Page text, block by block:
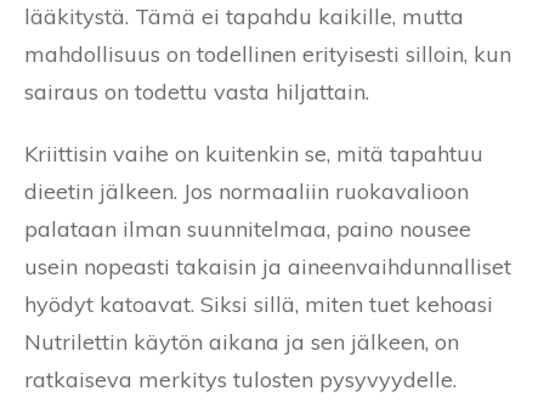
lääkitystä. Tämä ei tapahdu kaikille, mutta
mahdollisuus on todellinen erityisesti silloin, kun
sairaus on todettu vasta hiljattain.
Kriittisin vaihe on kuitenkin se, mitä tapahtuu
dieetin jälkeen. Jos normaaliin ruokavalioon
palataan ilman suunnitelmaa, paino nousee
usein nopeasti takaisin ja aineenvaihdunnalliset
hyödyt katoavat. Siksi sillä, miten tuet kehoasi
Nutrilettin käytön aikana ja sen jälkeen, on
ratkaiseva merkitys tulosten pysyvyydelle.